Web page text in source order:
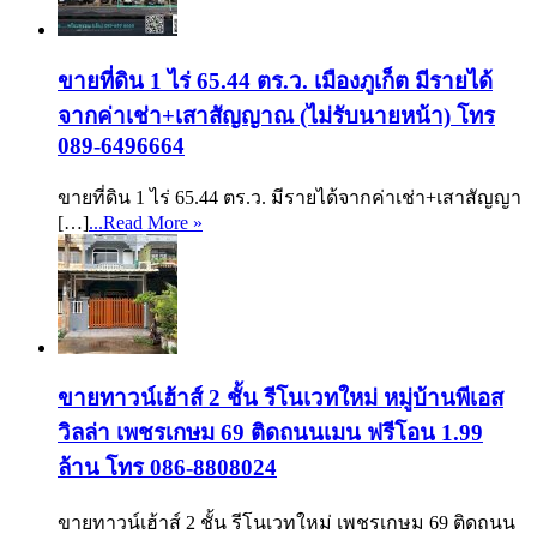
ขายที่ดิน 1 ไร่ 65.44 ตร.ว. เมืองภูเก็ต มีรายได้
จากค่าเช่า+เสาสัญญาณ (ไม่รับนายหน้า) โทร
089-6496664
ขายที่ดิน 1 ไร่ 65.44 ตร.ว. มีรายได้จากค่าเช่า+เสาสัญญา
[…]...Read More »
ขายทาวน์เฮ้าส์ 2 ชั้น รีโนเวทใหม่ หมู่บ้านพีเอส
วิลล่า เพชรเกษม 69 ติดถนนเมน ฟรีโอน 1.99
ล้าน โทร 086-8808024
ขายทาวน์เฮ้าส์ 2 ชั้น รีโนเวทใหม่ เพชรเกษม 69 ติดถนน